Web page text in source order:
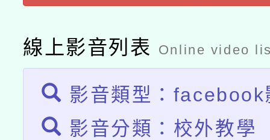
開 智慧啟航」
線上影音列表 Online video
影音類型：facebook
影音分類：校外教學